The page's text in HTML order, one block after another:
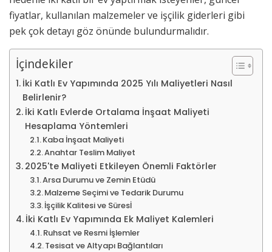
fiyatlar, kullanılan malzemeler ve işçilik giderleri gibi
pek çok detayı göz önünde bulundurmalıdır.
İçindekiler
İki Katlı Ev Yapımında 2025 Yılı Maliyetleri Nasıl
Belirlenir?
İki Katlı Evlerde Ortalama İnşaat Maliyeti
Hesaplama Yöntemleri
Kaba İnşaat Maliyeti
Anahtar Teslim Maliyet
2025'te Maliyeti Etkileyen Önemli Faktörler
Arsa Durumu ve Zemin Etüdü
Malzeme Seçimi ve Tedarik Durumu
İşçilik Kalitesi ve Süresİ
İki Katlı Ev Yapımında Ek Maliyet Kalemleri
Ruhsat ve Resmi İşlemler
Tesisat ve Altyapı Bağlantıları